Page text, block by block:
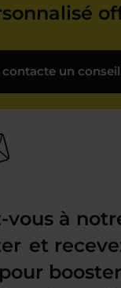
contacte un
vous à
et